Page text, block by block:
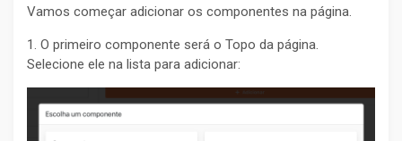
Vamos começar adicionar os componentes na página.
1. O primeiro componente será o Topo da página.
Selecione ele na lista para adicionar: